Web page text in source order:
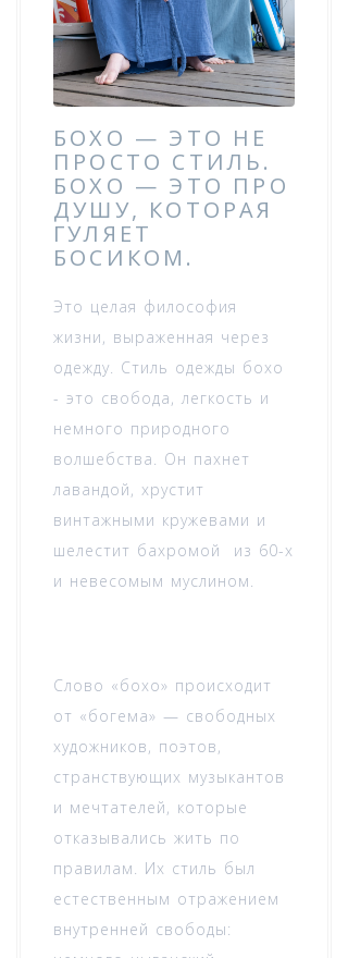
БОХО — ЭТО НЕ
ПРОСТО СТИЛЬ.
БОХО — ЭТО ПРО
ДУШУ, КОТОРАЯ
ГУЛЯЕТ
БОСИКОМ.
Это целая философия
жизни, выраженная через
одежду. Стиль одежды бохо
- это свобода, легкость и
немного природного
волшебства. Он пахнет
лавандой, хрустит
винтажными кружевами и
шелестит бахромой из 60-х
и невесомым муслином.
Слово «бохо» происходит
от «богема» — свободных
художников, поэтов,
странствующих музыкантов
и мечтателей, которые
отказывались жить по
правилам. Их стиль был
естественным отражением
внутренней свободы: